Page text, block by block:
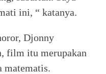
ini, “ katanya.
Djonny
film itu merupakan
matematis.